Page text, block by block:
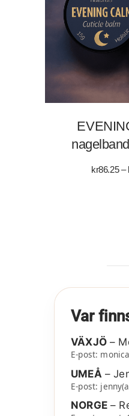
kr86.25 –
Var
VÄXJÖ–
E-post:
UMEÅ –
E-post:
NORGE–